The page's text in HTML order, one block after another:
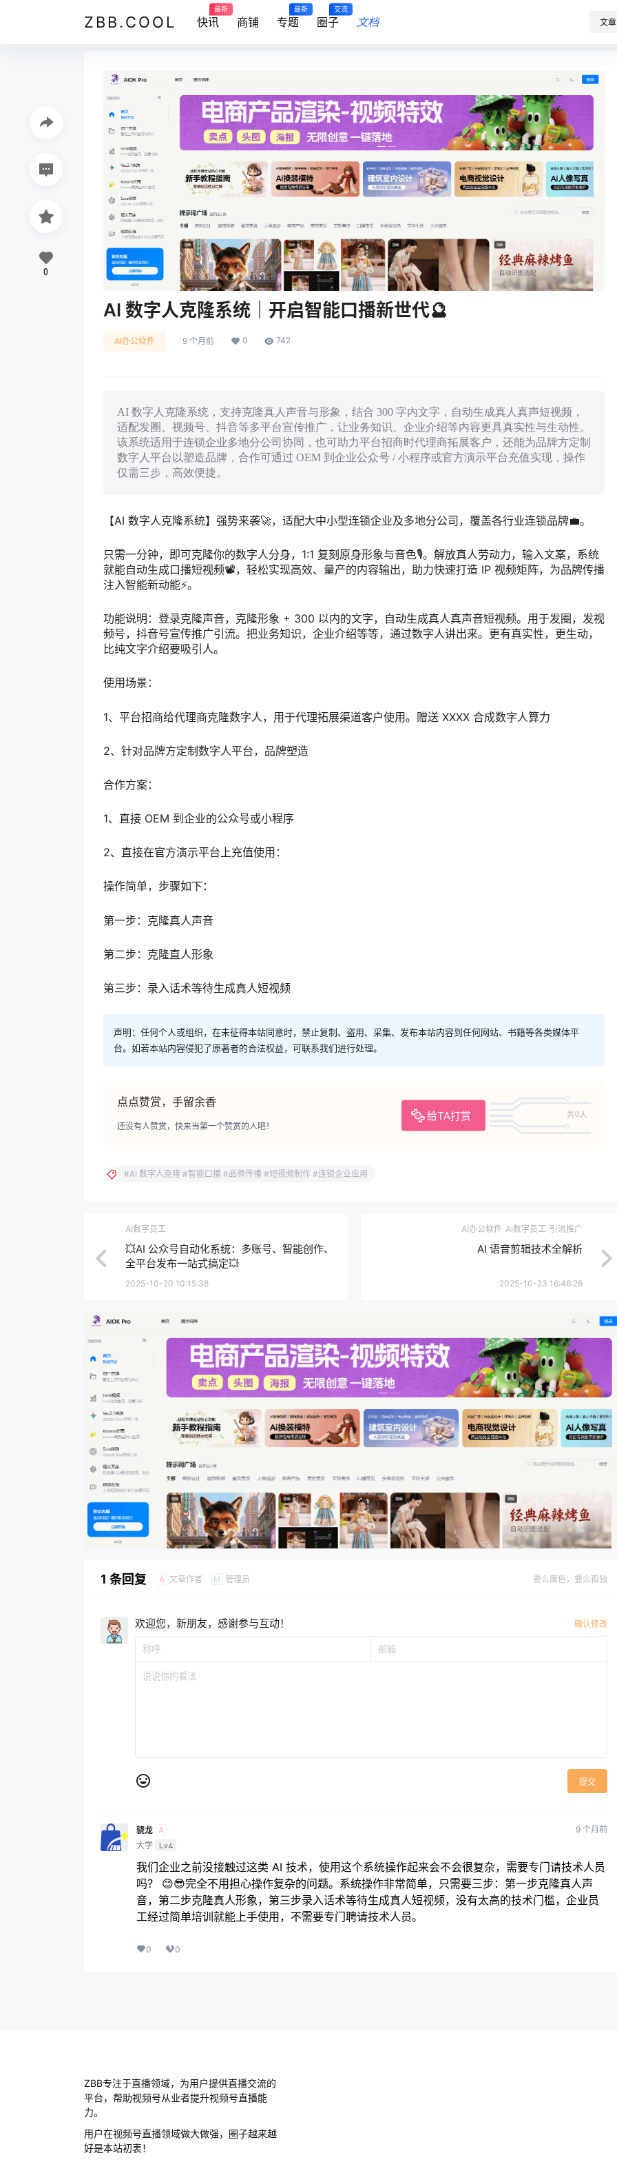
ZBB.COOL 快讯
最新
商铺 专题
最新
圈子
交流
文档 文章
AI 数字人克隆系统｜开启智能口播新世代🔮
AI办公软件 9 个月前 0 742
AI 数字人克隆系统，支持克隆真人声音与形象，结合 300 字内文字，自动生成真人真声短视频，
适配发圈、视频号、抖音等多平台宣传推广，让业务知识、企业介绍等内容更具真实性与生动性。
该系统适用于连锁企业多地分公司协同，也可助力平台招商时代理商拓展客户，还能为品牌方定制
数字人平台以塑造品牌，合作可通过 OEM 到企业公众号 / 小程序或官方演示平台充值实现，操作
仅需三步，高效便捷。
【AI 数字人克隆系统】强势来袭🚀，适配大中小型连锁企业及多地分公司，覆盖各行业连锁品牌💼。
只需一分钟，即可克隆你的数字人分身，1:1 复刻原身形象与音色🎙️。解放真人劳动力，输入文案，系统
就能自动生成口播短视频📽️，轻松实现高效、量产的内容输出，助力快速打造 IP 视频矩阵，为品牌传播
注入智能新动能⚡。
功能说明：登录克隆声音，克隆形象 + 300 以内的文字，自动生成真人真声音短视频。用于发圈，发视
频号，抖音号宣传推广引流。把业务知识，企业介绍等等，通过数字人讲出来。更有真实性，更生动，
比纯文字介绍要吸引人。
使用场景：
1、平台招商给代理商克隆数字人，用于代理拓展渠道客户使用。赠送 XXXX 合成数字人算力
2、针对品牌方定制数字人平台，品牌塑造
合作方案：
1、直接 OEM 到企业的公众号或小程序
2、直接在官方演示平台上充值使用：
操作简单，步骤如下：
第一步：克隆真人声音
第二步：克隆直人形象
第三步：录入话术等待生成真人短视频
声明：任何个人或组织，在未征得本站同意时，禁止复制、盗用、采集、发布本站内容到任何网站、书籍等各类媒体平
台。如若本站内容侵犯了原著者的合法权益，可联系我们进行处理。
点点赞赏，手留余香
给TA打赏 共0人
还没有人赞赏，快来当第一个赞赏的人吧！
0
#AI 数字人克隆 #智能口播 #品牌传播 #短视频制作 #连锁企业应用
AI数字员工
💥AI 公众号自动化系统：多账号、智能创作、
全平台发布一站式搞定💥
2025-10-20 10:15:38
AI办公软件 AI数字员工 引流推广
AI 语音剪辑技术全解析
2025-10-23 16:46:26
1 条回复 A 文章作者 M 管理员 要么庸俗，要么孤独
欢迎您，新朋友，感谢参与互动！ 确认修改
提交
骁龙 A
大学 Lv4
9 个月前
我们企业之前没接触过这类 AI 技术，使用这个系统操作起来会不会很复杂，需要专门请技术人员
吗？ 😊😎完全不用担心操作复杂的问题。系统操作非常简单，只需要三步：第一步克隆真人声
音，第二步克隆真人形象，第三步录入话术等待生成真人短视频，没有太高的技术门槛，企业员
工经过简单培训就能上手使用，不需要专门聘请技术人员。
0 0
ZBB专注于直播领域，为用户提供直播交流的
平台，帮助视频号从业者提升视频号直播能
力。
用户在视频号直播领域做大做强，圈子越来越
好是本站初衷！